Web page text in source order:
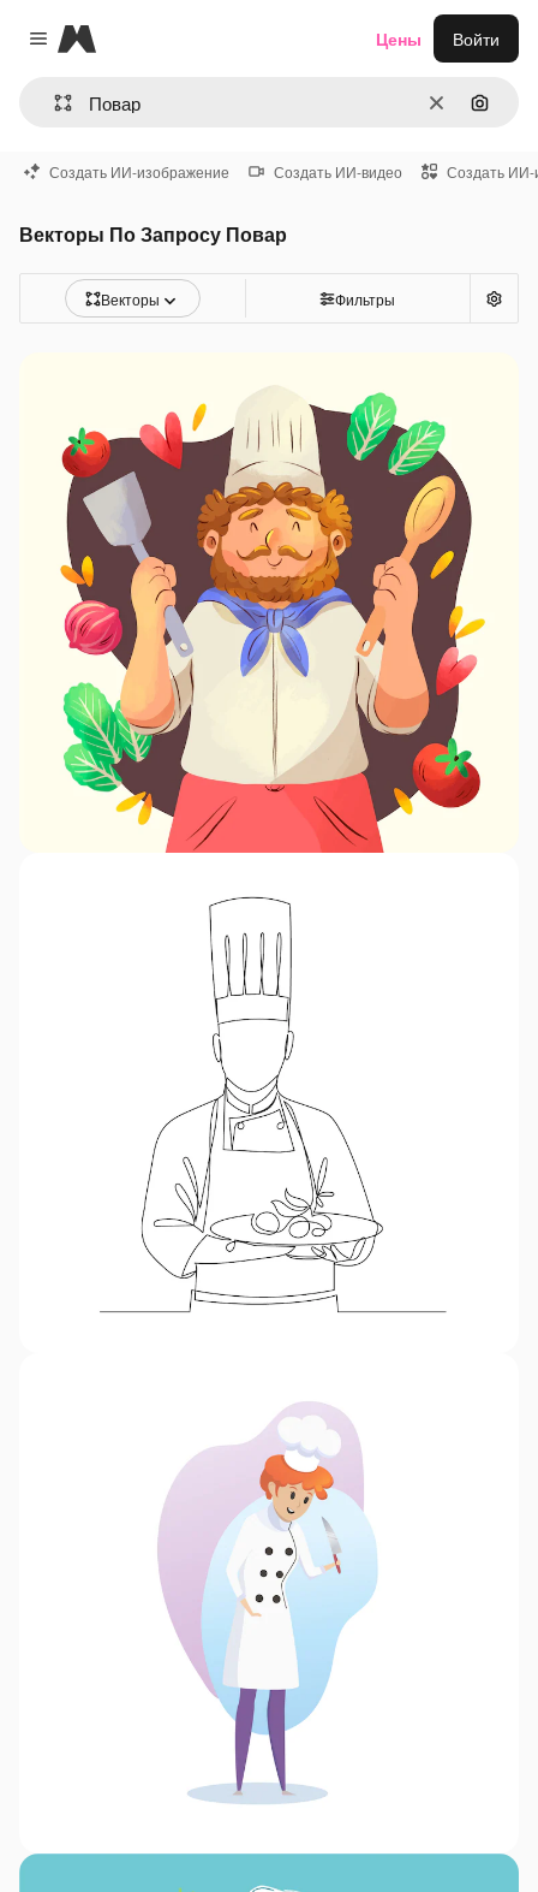
Close menu
Magnific
ОчиститьПоиск
Цены Войти
Создать ИИ-изображение Создать ИИ-видео Создать ИИ-
Векторы По Запросу Повар
Векторы Фильтры